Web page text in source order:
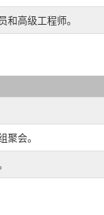
和高级工程师。
聚会。